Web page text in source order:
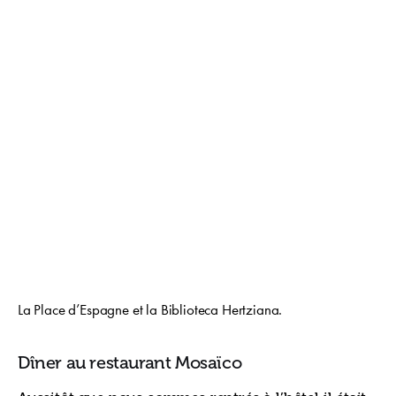
La Place d’Espagne et la Biblioteca Hertziana.
Dîner au restaurant Mosaïco